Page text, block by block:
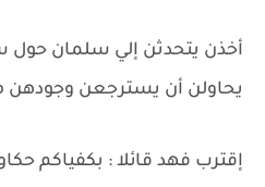
أخذن يتحدثن إلي سلمان حول
يحاولن أن يسترجعن
إقترب فهد قائلا : بكفياكم